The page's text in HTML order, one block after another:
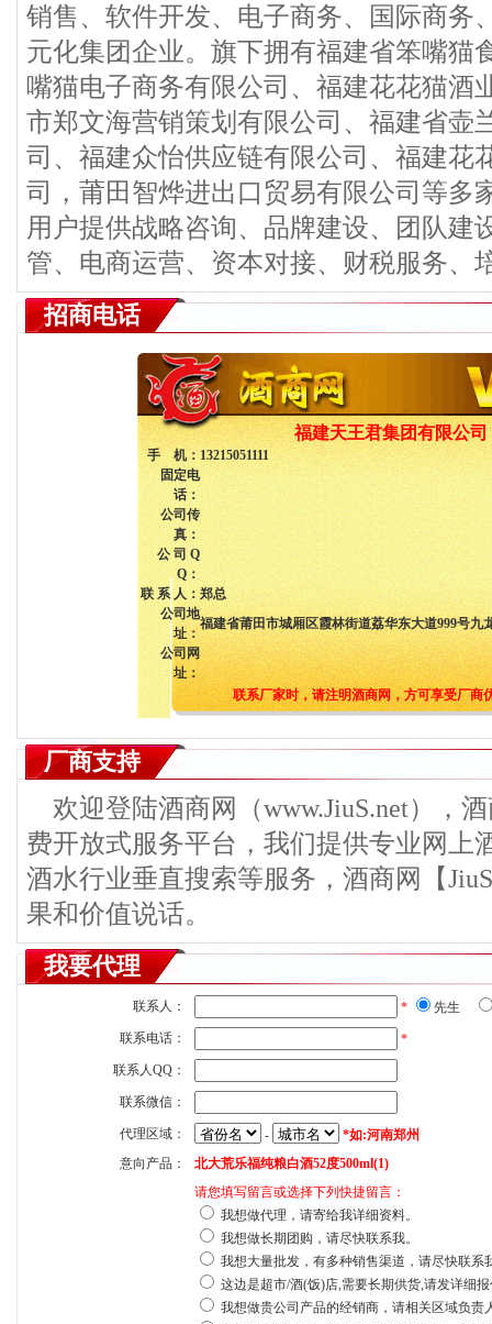
销售、软件开发、电子商务、国际商务
元化集团企业。旗下拥有福建省笨嘴猫
嘴猫电子商务有限公司、福建花花猫酒
市郑文海营销策划有限公司、福建省壶
司、福建众怡供应链有限公司、福建花
司，莆田智烨进出口贸易有限公司等多
用户提供战略咨询、品牌建设、团队建
管、电商运营、资本对接、财税服务、
招商电话
福建天王君集团有限公司
手 机： 13215051111
固定电
话：
公司传
真：
公 司 Q
Q：
联 系 人： 郑总
公司地
址：
福建省莆田市城厢区霞林街道荔华东大道999号九
公司网
址：
联系厂家时，请注明酒商网，方可享受厂商
厂商支持
欢迎登陆酒商网（www.JiuS.net），
费开放式服务平台，我们提供专业网上
酒水行业垂直搜索等服务，酒商网【
果和价值说话。
我要代理
联系人： *
先生
联系电话：
*
联系人QQ：
联系微信：
代理区域： -
*如:河南郑州
意向产品：
北大荒乐福纯粮白酒52度500ml(1)
请您填写留言或选择下列快捷留言：
我想做代理，请寄给我详细资料。
我想做长期团购，请尽快联系我。
我想大量批发，有多种销售渠道，请尽快联系
这边是超市/酒(饭)店,需要长期供货,请发详细
我想做贵公司产品的经销商，请相关区域负责